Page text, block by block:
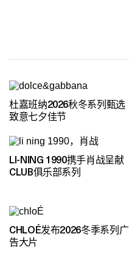
杜嘉班纳2026秋冬系列甄选
致意七夕佳节
LI-NING 1990携手肖战呈献
CLUB俱乐部系列
CHLOÉ发布2026冬季系列广
告大片